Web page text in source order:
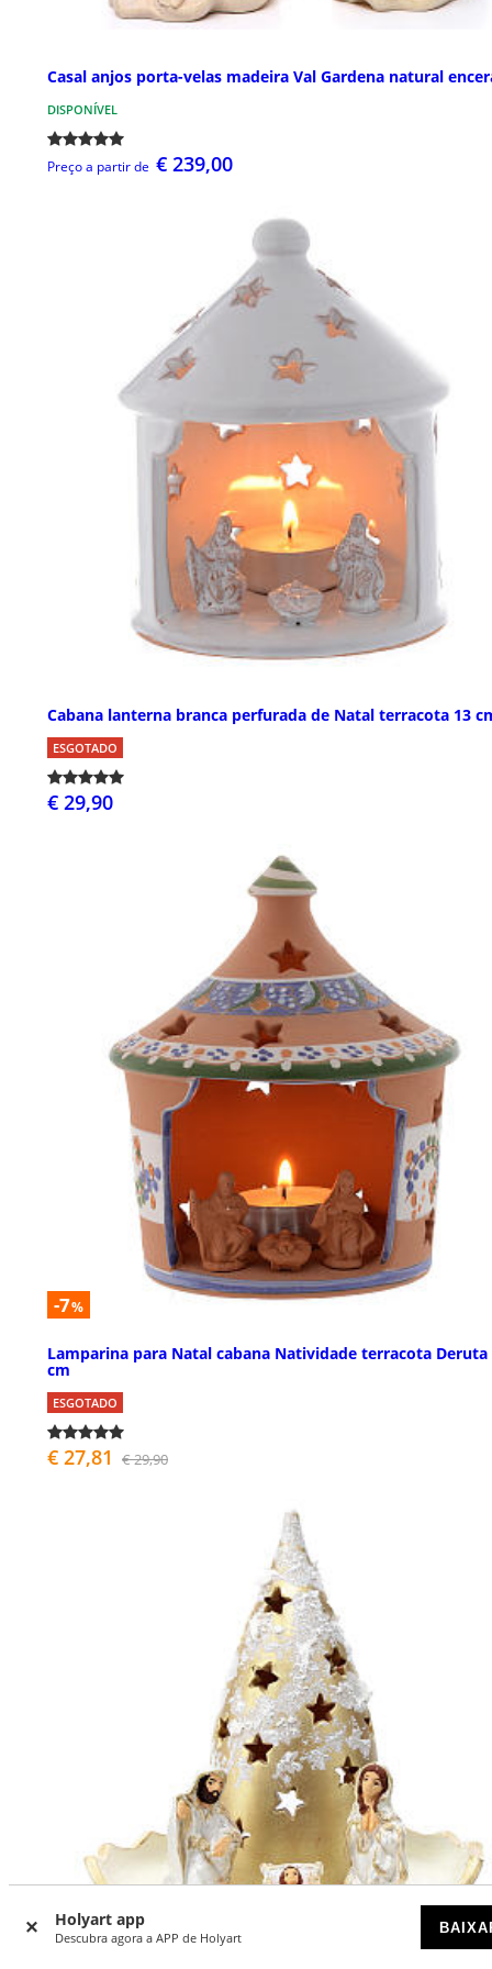
Holyart app
Descubra agora a APP de Holyart
Casal anjos porta-velas madeira Val Gardena natural
DISPONÍVEL
Preço a partir de € 239,00
Cabana lanterna branca perfurada de Natal terracota 13
ESGOTADO
€ 29,90
-7%
Lamparina para Natal cabana Natividade terracota Deruta
cm
ESGOTADO
€ 27,81 € 29,90